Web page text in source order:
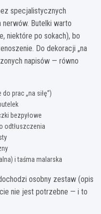
specjalistycznych
Butelki warto
niektóre po sokach), bo
Do dekoracji „na
napisów — równo
prac „na siłę”)
bezpyłowe
odtłuszczenia
i taśma malarska
osobny zestaw (opis
nie jest potrzebne — i to